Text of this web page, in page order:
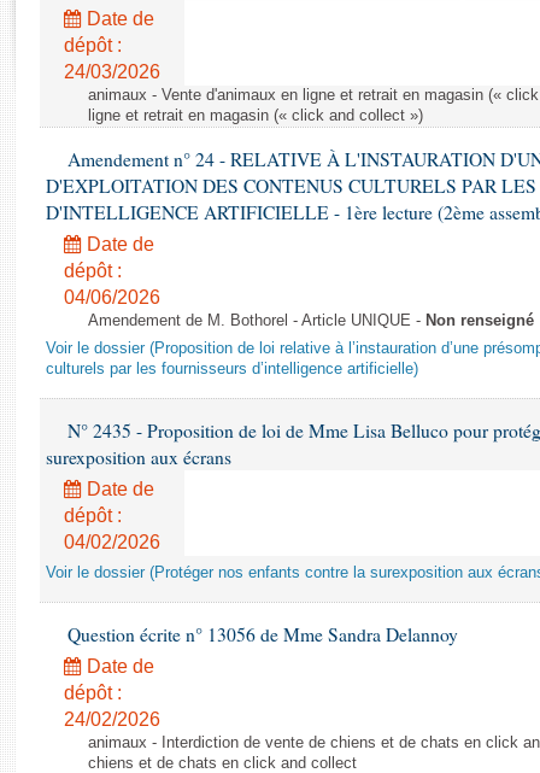
Rapports législatifs
Rapports sur l'application des lois
Baromètre de l’application des lois
Dossiers législatifs
Budget et sécurité sociale
Questions écrites et orales
Comptes rendus des débats
Date de
dépôt :
24/03/2026
animaux - Vente d'animaux en ligne et retrait en magasin («
ligne et retrait en magasin (« click and collect »)
Amendement n° 24 - RELATIVE À L'INSTAURATION
D'EXPLOITATION DES CONTENUS CULTURELS PAR LES
D'INTELLIGENCE ARTIFICIELLE - 1ère lecture (2ème
Date de
dépôt :
04/06/2026
Amendement de M. Bothorel - Article UNIQUE - Non renseigné
Voir le dossier (Proposition de loi relative à l’instauration d’une
culturels par les fournisseurs d’intelligence artificielle)
N° 2435 - Proposition de loi de Mme Lisa Belluco pour
surexposition aux écrans
Date de
dépôt :
04/02/2026
Voir le dossier (Protéger nos enfants contre la surexposition aux
Question écrite n° 13056 de Mme Sandra Delannoy
Date de
dépôt :
24/02/2026
animaux - Interdiction de vente de chiens et de chats en click
chiens et de chats en click and collect